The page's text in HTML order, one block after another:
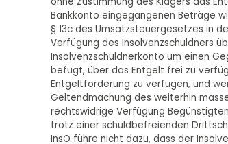
Bankkonto eingegangenen Beträge
§ 13c des Umsatzsteuergesetzes in
Verfügung des Insolvenzschuldners
Insolvenzschuldnerkonto um einen
befugt, über das Entgelt frei zu
Entgeltforderung zu verfügen, und
Geltendmachung des weiterhin
rechtswidrige Verfügung
trotz einer schuldbefreienden
InsO führe nicht dazu, dass der